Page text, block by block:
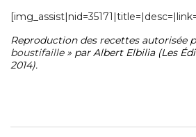
Reproduction des recettes autorisée
boustifaille» par Albert Elbilia (Les
2014).